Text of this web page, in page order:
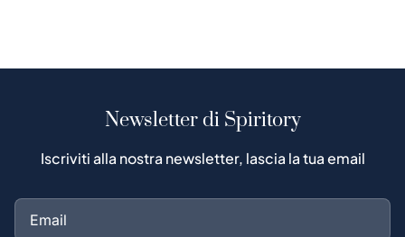
Newsletter di Spiritory
Iscriviti alla nostra newsletter, lascia la tua email